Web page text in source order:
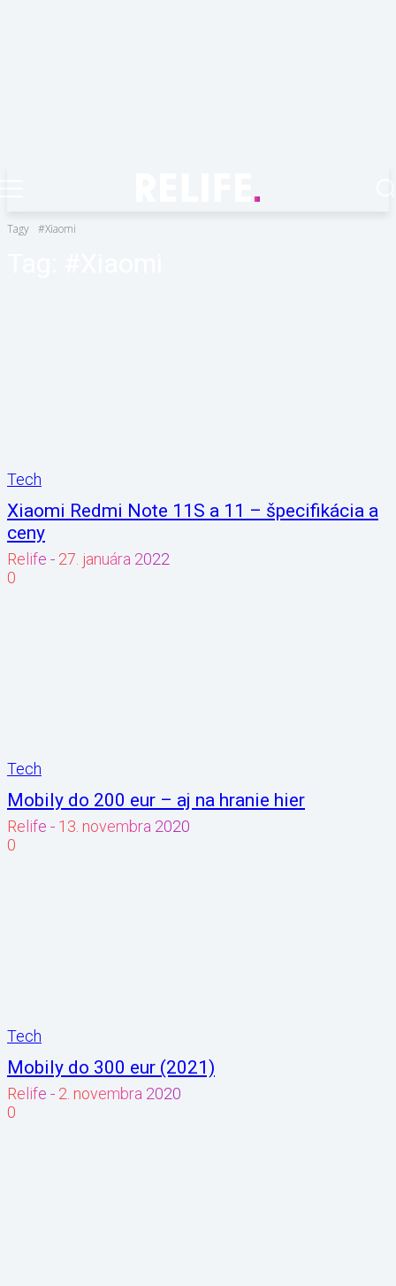
Tagy #Xiaomi
Tech
Xiaomi Redmi Note 11S a 11 – špecifikácia a
ceny
Relife - 27. januára 2022
0
Tech
Mobily do 200 eur – aj na hranie hier
Relife - 13. novembra 2020
0
Tech
Mobily do 300 eur (2021)
Relife - 2. novembra 2020
0